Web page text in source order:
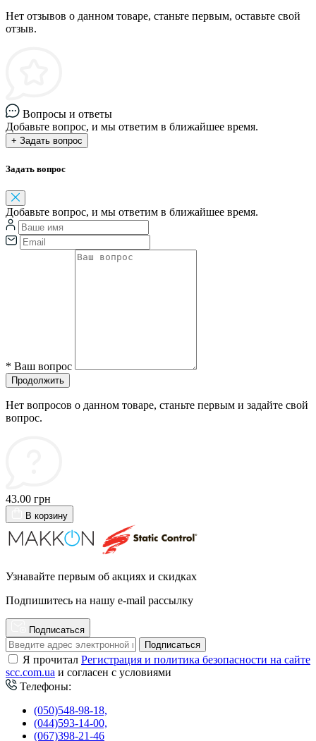
Нет отзывов о данном товаре, станьте первым, оставьте свой
отзыв.
Вопросы и ответы
Добавьте вопрос, и мы ответим в ближайшее время.
+ Задать вопрос
Задать вопрос
Добавьте вопрос, и мы ответим в ближайшее время.
* Ваш вопрос
Продолжить
Нет вопросов о данном товаре, станьте первым и задайте свой
вопрос.
43.00 грн
В корзину
Узнавайте первым об акциях и скидках
Подпишитесь на нашу e-mail рассылку
Подписаться
Подписаться
Я прочитал Регистрация и политика безопасности на сайте
scc.com.ua и согласен с условиями
Телефоны:
(050)548-98-18,
(044)593-14-00,
(067)398-21-46